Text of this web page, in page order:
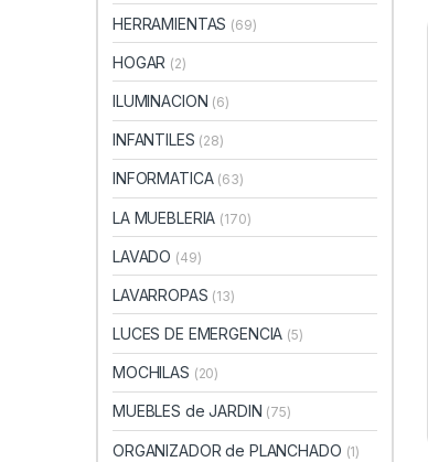
HERRAMIENTAS (69)
HOGAR (2)
ILUMINACION (6)
INFANTILES (28)
INFORMATICA (63)
LA MUEBLERIA (170)
LAVADO (49)
LAVARROPAS (13)
LUCES DE EMERGENCIA (5)
MOCHILAS (20)
MUEBLES de JARDIN (75)
ORGANIZADOR de PLANCHADO (1)